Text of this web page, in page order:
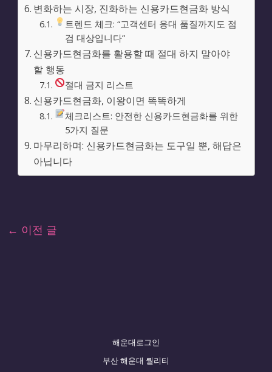
변화하는 시장, 진화하는 신용카드현금화 방식
트렌드 체크: “고객센터 응대 품질까지도 점
검 대상입니다”
신용카드현금화를 활용할 때 절대 하지 말아야
할 행동
절대 금지 리스트
신용카드현금화, 이왕이면 똑똑하게
체크리스트: 안전한 신용카드현금화를 위한
5가지 질문
마무리하며: 신용카드현금화는 도구일 뿐, 해답은
아닙니다
← 이전 글
해운대로그인
부산 해운대 퀄리티